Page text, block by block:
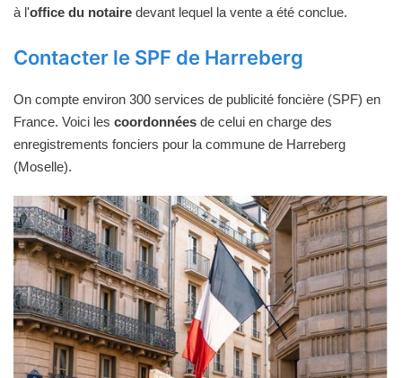
à l'office du notaire devant lequel la vente a été conclue.
Contacter le SPF de Harreberg
On compte environ 300 services de publicité foncière (SPF) en
France. Voici les coordonnées de celui en charge des
enregistrements fonciers pour la commune de Harreberg
(Moselle).